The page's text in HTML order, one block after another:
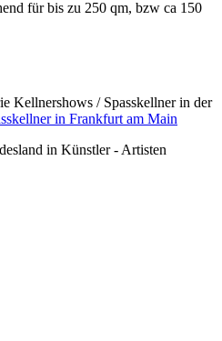
für bis zu 250 qm, bzw ca 150
Kellnershows / Spasskellner in der
in Frankfurt am Main
in Künstler - Artisten